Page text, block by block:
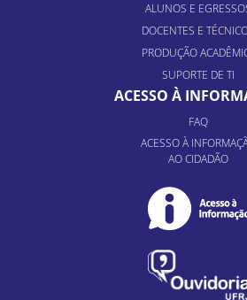
ALUNOS E
DOCENTES E
PRODUÇÃO
SUPORTE DE TI
ACESSO À
FAQ
ACESSO À
AO CIDADÃO